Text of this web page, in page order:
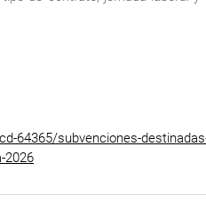
64365/subvenciones-
2026